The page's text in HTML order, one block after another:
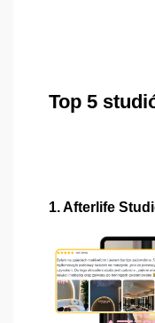
Top 5
1. Afterlife